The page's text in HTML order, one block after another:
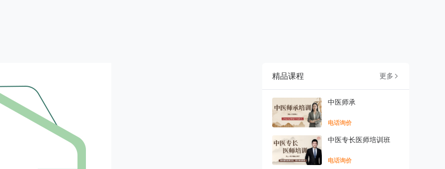
精品课程 更多 
中医师承
电话询价
中医专长医师培训班
电话询价